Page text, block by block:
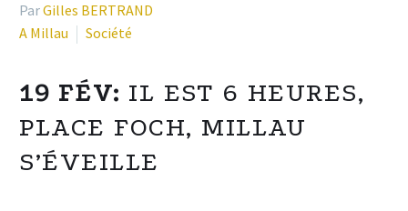
ParGilles BERTRAND
A Millau
Société
19 FÉV: IL EST 6 HEURES,
PLACE FOCH, MILLAU
S’ÉVEILLE